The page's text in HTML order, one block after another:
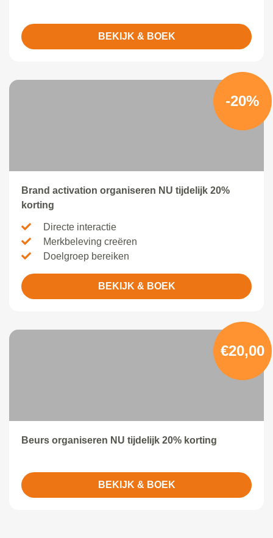
BEKIJK & BOEK
-20%
Brand activation organiseren NU tijdelijk 20%
korting
Directe interactie
Merkbeleving creëren
Doelgroep bereiken
BEKIJK & BOEK
€20,00
Beurs organiseren NU tijdelijk 20% korting
BEKIJK & BOEK